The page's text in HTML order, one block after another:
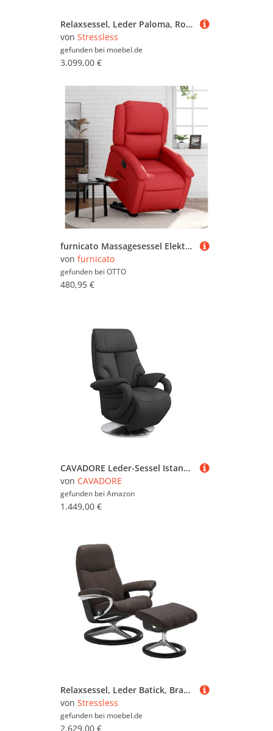
Relaxsessel, Leder Paloma, Rot (Henna), 83×102×74 cm, Mit Hocker, Klassisch, Stressless
von Stressless
gefunden bei moebel.de
3.099,00 €
furnicato Massagesessel Elektrischer Relaxsessel mit Aufstehhilfe 71x86,5x99,5 cm Rot (1-St), Sitzmöbel mit Liegefunktion, Seitentasche und pflegeleichtem Leder
von furnicato
gefunden bei OTTO
480,95 €
CAVADORE Leder-Sessel Istanbul / Fernsehsessel mit manuell verstellbarer Relaxfunktion / 80 x 115 x 79 / Echtleder: Schwarz
von CAVADORE
gefunden bei Amazon
1.449,00 €
Relaxsessel, Leder Batick, Braun, 91×102×79 cm, Mit Hocker, Stressless
von Stressless
gefunden bei moebel.de
2.629,00 €